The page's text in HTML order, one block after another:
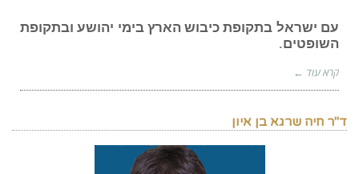
עם ישראל בתקופת כיבוש הארץ בימי יהושע ובתקופת
השופטים.
קרא עוד ←
ד"ר חיה שרגא בן איון